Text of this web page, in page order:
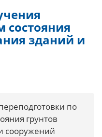
состояния
зданий и
по
грунтов
сооружений